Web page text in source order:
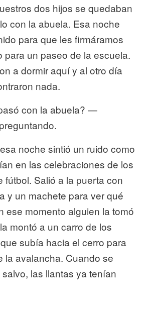
dos hijos se quedaban
con la abuela. Esa noche
para que les firmáramos
para un paseo de la escuela.
a dormir aquí y al otro día
nada.
con la abuela? —
noche sintió un ruido como
en las celebraciones de los
fútbol. Salió a la puerta con
y un machete para ver qué
ese momento alguien la tomó
montó a un carro de los
subía hacia el cerro para
la avalancha. Cuando se
las llantas ya tenían